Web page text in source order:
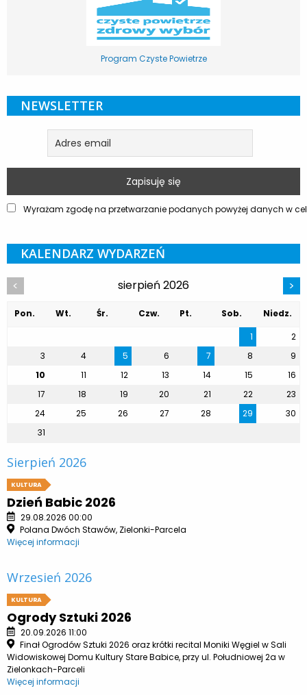
Program Czyste Powietrze
NEWSLETTER
Wyrażam zgodę na przetwarzanie podanych powyżej danych w
KALENDARZ WYDARZEŃ
< sierpień 2026 >
Pon. Wt. Śr. Czw. Pt. Sob.
Niedz.
1
2
3
4 5 6 7 8
9
10
11 12 13 14 15
16
17
18 19 20 21 22
23
24
25 26 27 28 29
30
31
Sierpień 2026
KULTURA
Dzień Babic 2026
29.08.2026 00:00
Polana Dwóch Stawów, Zielonki-Parcela
Więcej informacji
Wrzesień 2026
KULTURA
Ogrody Sztuki 2026
20.09.2026 11:00
Finał Ogrodów Sztuki 2026 oraz krótki recital Moniki Węgiel w Sali
Widowiskowej Domu Kultury Stare Babice, przy ul. Południowej 2a w
Zielonkach-Parceli
Więcej informacji